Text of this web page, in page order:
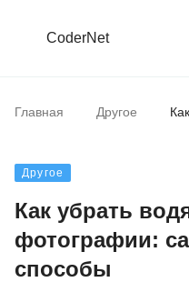
CoderNet
Главная Другое
Другое
Как убрать
фотографии:
способы